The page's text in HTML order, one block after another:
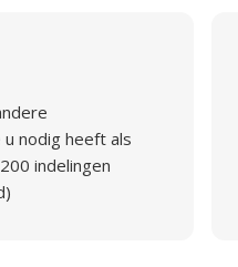
nodig heeft als
indelingen